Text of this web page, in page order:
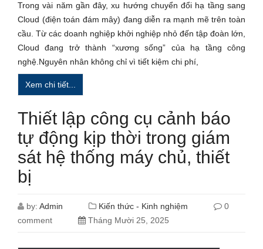
Trong vài năm gần đây, xu hướng chuyển đổi hạ tầng sang
Cloud (điện toán đám mây) đang diễn ra mạnh mẽ trên toàn
cầu. Từ các doanh nghiệp khởi nghiệp nhỏ đến tập đoàn lớn,
Cloud đang trở thành “xương sống” của hạ tầng công
nghệ.Nguyên nhân không chỉ vì tiết kiệm chi phí,
Xem chi tiết...
Thiết lập công cụ cảnh báo
tự động kịp thời trong giám
sát hệ thống máy chủ, thiết
bị
by: Admin Kiến thức - Kinh nghiệm
0
comment
Tháng Mười 25, 2025